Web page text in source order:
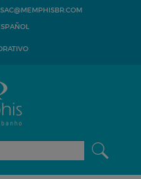
SAC@MEMPHISBR.COM